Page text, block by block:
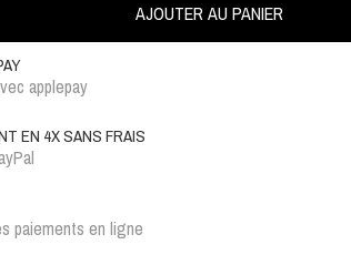
AJOUTER AU PANIER
applepay
EN 4X SANS FRAIS
paiements en ligne